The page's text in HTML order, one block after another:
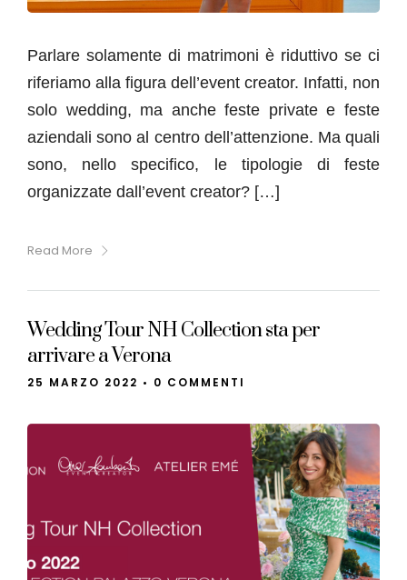
Parlare solamente di matrimoni è riduttivo se ci
riferiamo alla figura dell’event creator. Infatti, non
solo wedding, ma anche feste private e feste
aziendali sono al centro dell’attenzione. Ma quali
sono, nello specifico, le tipologie di feste
organizzate dall’event creator? […]
Read More
Wedding Tour NH Collection sta per
arrivare a Verona
25 MARZO 2022 • 0 COMMENTI